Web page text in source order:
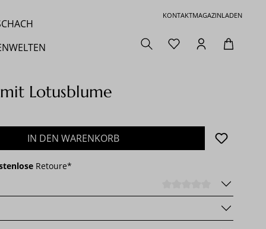
KONTAKTMAGAZINLADEN
Lotusblume
gewünschten Wert ein oder benutze
IN DEN WARENKORB
Retoure*